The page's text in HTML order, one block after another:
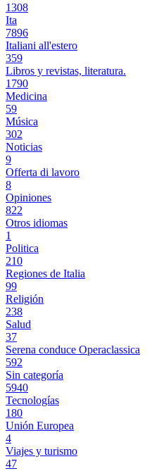
1308
Ita
7896
Italiani all'estero
359
Libros y revistas, literatura.
1790
Medicina
59
Música
302
Noticias
9
Offerta di lavoro
8
Opiniones
822
Otros idiomas
1
Politica
210
Regiones de Italia
99
Religión
238
Salud
37
Serena conduce Operaclassica
592
Sin categoría
5940
Tecnologías
180
Unión Europea
4
Viajes y turismo
47